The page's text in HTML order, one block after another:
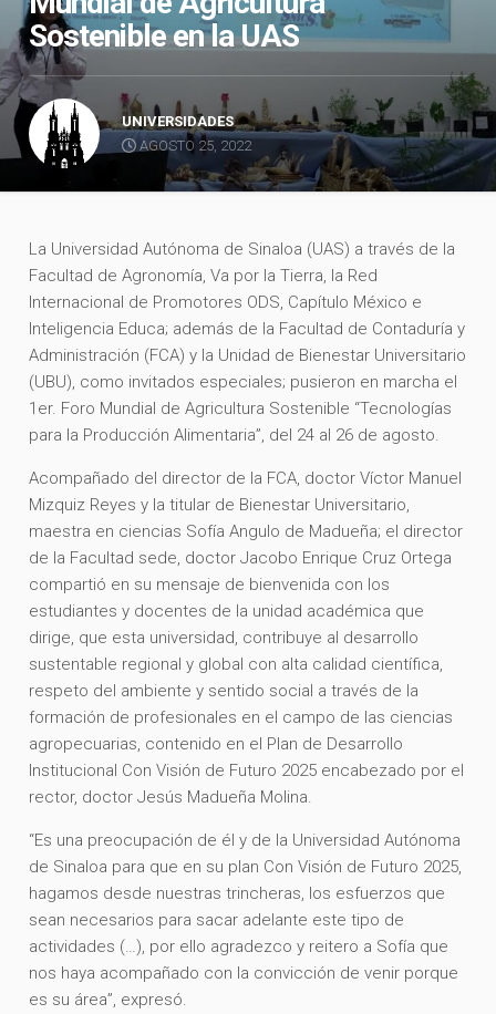
Sostenible en la UAS
UNIVERSIDADES
AGOSTO 25, 2022
La Universidad Autónoma de Sinaloa (UAS) a través de la
Facultad de Agronomía, Va por la Tierra, la Red
Internacional de Promotores ODS, Capítulo México e
Inteligencia Educa; además de la Facultad de Contaduría y
Administración (FCA) y la Unidad de Bienestar Universitario
(UBU), como invitados especiales; pusieron en marcha el
1er. Foro Mundial de Agricultura Sostenible “Tecnologías
para la Producción Alimentaria”, del 24 al 26 de agosto.
Acompañado del director de la FCA, doctor Víctor Manuel
Mizquiz Reyes y la titular de Bienestar Universitario,
maestra en ciencias Sofía Angulo de Madueña; el director
de la Facultad sede, doctor Jacobo Enrique Cruz Ortega
compartió en su mensaje de bienvenida con los
estudiantes y docentes de la unidad académica que
dirige, que esta universidad, contribuye al desarrollo
sustentable regional y global con alta calidad científica,
respeto del ambiente y sentido social a través de la
formación de profesionales en el campo de las ciencias
agropecuarias, contenido en el Plan de Desarrollo
Institucional Con Visión de Futuro 2025 encabezado por el
rector, doctor Jesús Madueña Molina.
“Es una preocupación de él y de la Universidad Autónoma
de Sinaloa para que en su plan Con Visión de Futuro 2025,
hagamos desde nuestras trincheras, los esfuerzos que
sean necesarios para sacar adelante este tipo de
actividades (…), por ello agradezco y reitero a Sofía que
nos haya acompañado con la convicción de venir porque
es su área”, expresó.